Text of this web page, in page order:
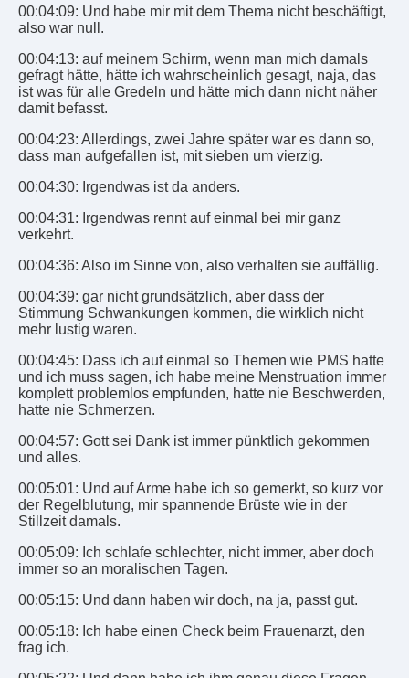
00:04:09: Und habe mir mit dem Thema nicht beschäftigt,
also war null.
00:04:13: auf meinem Schirm, wenn man mich damals
gefragt hätte, hätte ich wahrscheinlich gesagt, naja, das
ist was für alle Gredeln und hätte mich dann nicht näher
damit befasst.
00:04:23: Allerdings, zwei Jahre später war es dann so,
dass man aufgefallen ist, mit sieben um vierzig.
00:04:30: Irgendwas ist da anders.
00:04:31: Irgendwas rennt auf einmal bei mir ganz
verkehrt.
00:04:36: Also im Sinne von, also verhalten sie auffällig.
00:04:39: gar nicht grundsätzlich, aber dass der
Stimmung Schwankungen kommen, die wirklich nicht
mehr lustig waren.
00:04:45: Dass ich auf einmal so Themen wie PMS hatte
und ich muss sagen, ich habe meine Menstruation immer
komplett problemlos empfunden, hatte nie Beschwerden,
hatte nie Schmerzen.
00:04:57: Gott sei Dank ist immer pünktlich gekommen
und alles.
00:05:01: Und auf Arme habe ich so gemerkt, so kurz vor
der Regelblutung, mir spannende Brüste wie in der
Stillzeit damals.
00:05:09: Ich schlafe schlechter, nicht immer, aber doch
immer so an moralischen Tagen.
00:05:15: Und dann haben wir doch, na ja, passt gut.
00:05:18: Ich habe einen Check beim Frauenarzt, den
frag ich.